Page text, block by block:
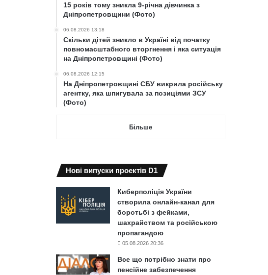
15 років тому зникла 9-річна дівчинка з
Дніпропетровщини (Фото)
06.08.2026 13:18
Скільки дітей зникло в Україні від початку
повномасштабного вторгнення і яка ситуація
на Дніпропетровщині (Фото)
06.08.2026 12:15
На Дніпропетровщині СБУ викрила російську
агентку, яка шпигувала за позиціями ЗСУ
(Фото)
Більше
Нові випуски проектів D1
Киберполіція України
створила онлайн-канал для
боротьбі з фейками,
шахрайством та російською
пропагандою
05.08.2026 20:36
Все що потрібно знати про
пенсійне забезпечення